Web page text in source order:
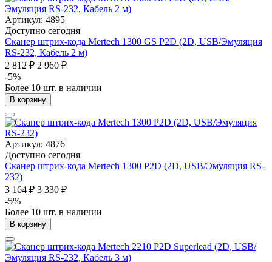
Артикул: 4895
Доступно сегодня
Сканер штрих-кода Mertech 1300 GS P2D (2D, USB/Эмуляция
RS-232, Кабель 2 м)
2 812 ₽ 2 960 ₽
-5%
Более 10 шт. в наличии
В корзину
Артикул: 4876
Доступно сегодня
Сканер штрих-кода Mertech 1300 P2D (2D, USB/Эмуляция RS-
232)
3 164 ₽ 3 330 ₽
-5%
Более 10 шт. в наличии
В корзину